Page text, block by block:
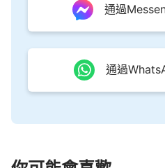
讓人都來在我的寶座前，
聲，觀看我的作為，這是
終極、高潮，也是我經營
承認，萬人信賴，萬民都
的再來，他親自揭示了神
通過
通過